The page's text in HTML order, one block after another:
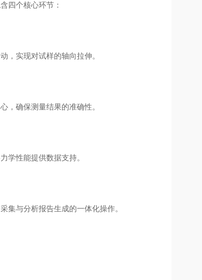
四个核心环节：
，实现对试样的轴向拉伸。
，确保测量结果的准确性。
学性能提供数据支持。
集与分析报告生成的一体化操作。